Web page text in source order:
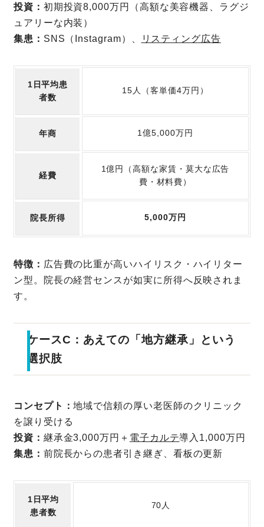
投資： 初期投資8,000万円（高額な美容機器、ラグジ
ュアリーな内装）
集患： SNS（Instagram）、 リスティング広告
1日平均患
者数
15人（客単価4万円）
年商 1億5,000万円
経費
1億円（高額な家賃・莫大な広告
費・材料費）
院長所得 5,000万円
特徴： 広告費の比重が高いハイリスク・ハイリター
ン型。院長の経営センスが如実に所得へ反映されま
す。
ケースC：あえての「地方継承」という
選択肢
コンセプト：地域で信頼の厚い老医師のクリニック
を譲り受ける
投資： 継承金3,000万円＋ 電子カルテ導入1,000万円
集患： 前院長からの患者引き継ぎ、看板の更新
1日平均
患者数
70人